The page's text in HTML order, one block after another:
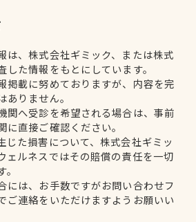
は、株式会社ギミック、または株式
た情報をもとにしています。
掲載に努めておりますが、内容を完
ありません。
関へ受診を希望される場合は、事前
に直接ご確認ください。
じた損害について、株式会社ギミッ
ェルネスではその賠償の責任を一切
には、お手数ですがお問い合わせフ
ご連絡をいただけますようお願いい